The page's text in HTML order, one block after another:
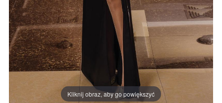
Kliknij obraz, aby go powiększyć